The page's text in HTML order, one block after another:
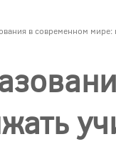
в современном